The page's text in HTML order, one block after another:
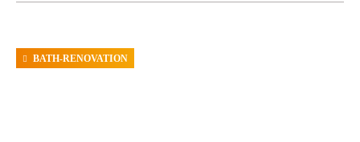
BATH-RENOVATION